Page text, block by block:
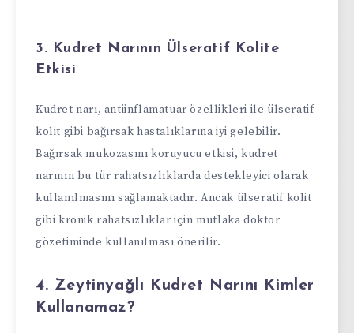
3. Kudret Narının Ülseratif Kolite
Etkisi
Kudret narı, antiinflamatuar özellikleri ile ülseratif
kolit gibi bağırsak hastalıklarına iyi gelebilir.
Bağırsak mukozasını koruyucu etkisi, kudret
narının bu tür rahatsızlıklarda destekleyici olarak
kullanılmasını sağlamaktadır. Ancak ülseratif kolit
gibi kronik rahatsızlıklar için mutlaka doktor
gözetiminde kullanılması önerilir.
4. Zeytinyağlı Kudret Narını Kimler
Kullanamaz?